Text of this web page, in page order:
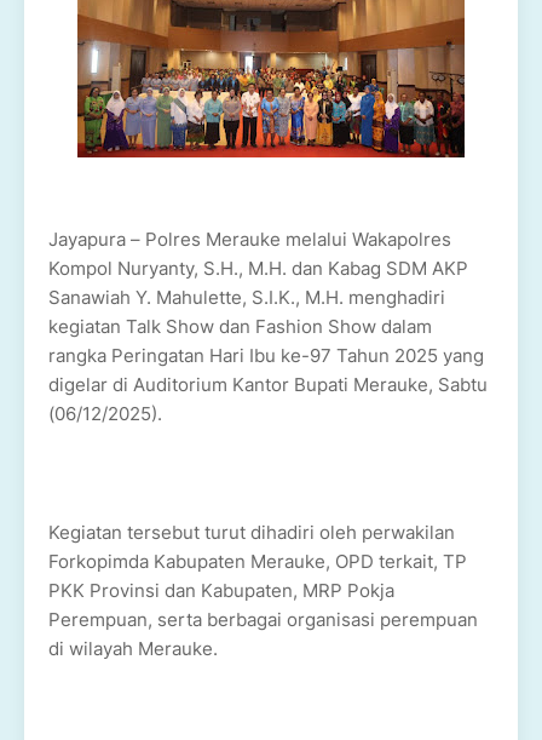
Jayapura – Polres Merauke melalui Wakapolres
Kompol Nuryanty, S.H., M.H. dan Kabag SDM AKP
Sanawiah Y. Mahulette, S.I.K., M.H. menghadiri
kegiatan Talk Show dan Fashion Show dalam
rangka Peringatan Hari Ibu ke-97 Tahun 2025 yang
digelar di Auditorium Kantor Bupati Merauke, Sabtu
(06/12/2025).
Kegiatan tersebut turut dihadiri oleh perwakilan
Forkopimda Kabupaten Merauke, OPD terkait, TP
PKK Provinsi dan Kabupaten, MRP Pokja
Perempuan, serta berbagai organisasi perempuan
di wilayah Merauke.